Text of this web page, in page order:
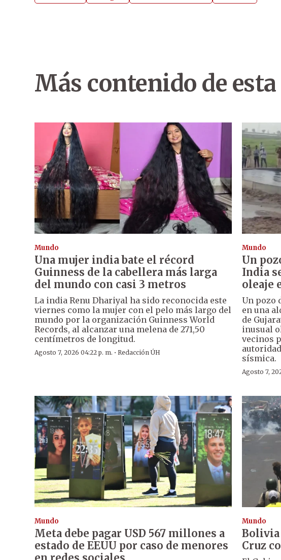
Más contenido de
Mundo
Una mujer india bate el récord
Guinness de la cabellera más larga
del mundo con casi 3 metros
La india Renu Dhariyal ha sido reconocida este
viernes como la mujer con el pelo más largo del
mundo por la organización Guinness World
Records, al alcanzar una melena de 271,50
centímetros de longitud.
Agosto 7, 2026 04:22 p. m. · Redacción ÚH
Mundo
Un
India
oleaje
Un pozo
en una
de
inusual
vecinos
sísmica.
Agosto 7,
Mundo
Meta debe pagar USD 567 millones a
estado de EEUU por caso de menores
Mundo
Bolivia
Cruz